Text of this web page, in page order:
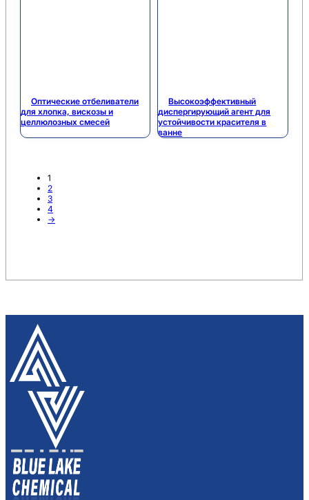
Оптические отбеливатели
для хлопка, вискозы и
целлюлозных смесей
Высокоэффективный
диспергирующий агент для
устойчивости красителя в
ванне
1
2
3
4
→